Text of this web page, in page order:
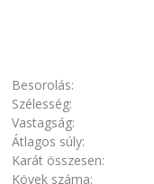
Besorolás:
Szélesség:
Vastagság:
Átlagos súly:
Karát összesen:
Kövek száma: